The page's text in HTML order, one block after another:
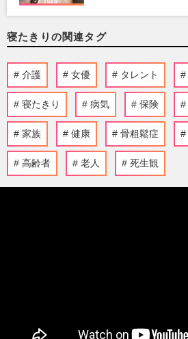
寝たきりの関連タグ
介護 女優 タレント
寝たきり 病気 保険
家族 健康 骨粗鬆症
高齢者 老人 死生観